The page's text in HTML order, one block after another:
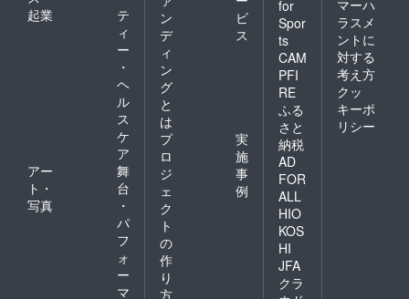
起業
テ
ィ
ー
・
ヘ
ル
ス
ケ
ア
アー
ト・
写真
舞
台
・
パ
フ
ォ
ー
マ
ン
デ
ィ
ン
グ
と
は
ビ
ス
プ
ロ
ジ
ェ
ク
ト
の
作
り
方
実
施
事
例
for
Spor
ts
CAM
PFI
RE
ふる
さと
納税
AD
FOR
ALL
HIO
KOS
HI
JFA
クラ
マーハ
ラスメ
ントに
対する
考え方
クッ
キーポ
リシー